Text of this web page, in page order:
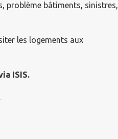
problème bâtiments, sinistres,
les logements aux
ISIS.